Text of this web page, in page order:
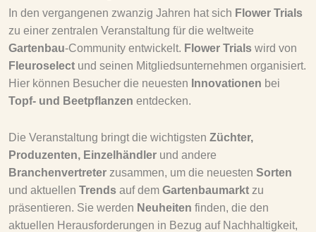
In den vergangenen zwanzig Jahren hat sich Flower Trials
zu einer zentralen Veranstaltung für die weltweite
Gartenbau-Community entwickelt. Flower Trials wird von
Fleuroselect und seinen Mitgliedsunternehmen organisiert.
Hier können Besucher die neuesten Innovationen bei
Topf- und Beetpflanzen entdecken.
Die Veranstaltung bringt die wichtigsten Züchter,
Produzenten, Einzelhändler und andere
Branchenvertreter zusammen, um die neuesten Sorten
und aktuellen Trends auf dem Gartenbaumarkt zu
präsentieren. Sie werden Neuheiten finden, die den
aktuellen Herausforderungen in Bezug auf Nachhaltigkeit,